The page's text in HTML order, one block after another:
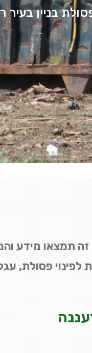
בניין בעיר
תמצאו מידע
פסולת,